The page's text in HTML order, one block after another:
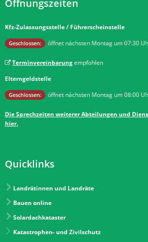
Öffnungszeiten
Kfz-Zulassungsstelle / Führerscheinstelle
Klicken, um weitere Öffnungs- oder Schließzeiten
Geschlossen: öffnet nächsten Montag um 07:30
Terminvereinbarungempfohlen
Elterngeldstelle
Klicken, um weitere Öffnungs- oder Schließzeiten
Geschlossen: öffnet nächsten Montag um 08:00
Die Sprechzeiten weiterer Abteilungen und
hier.
Quicklinks
Landrätinnen und Landräte
Bauen online
Solardachkataster
Katastrophen- und Zivilschutz